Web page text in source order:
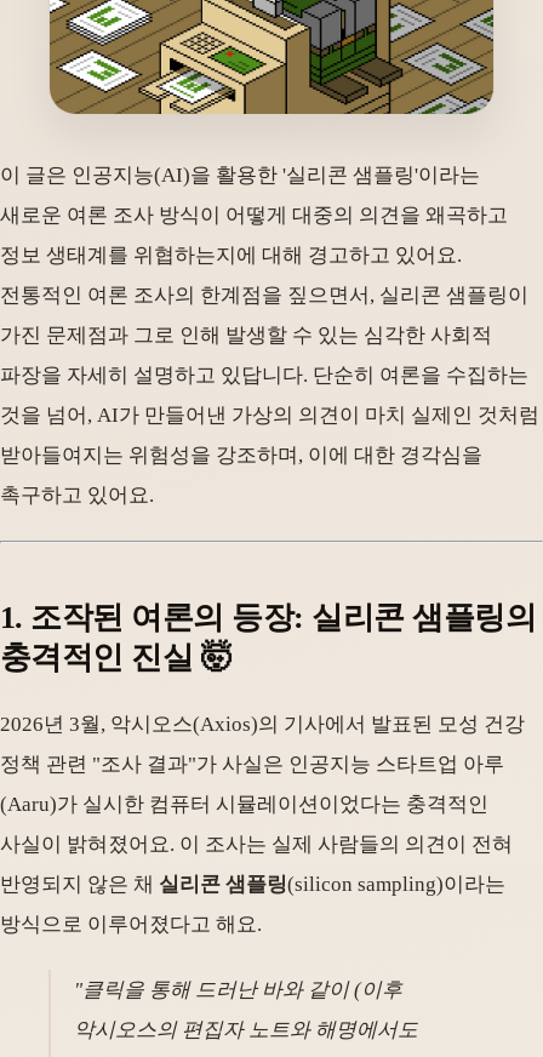
이 글은 인공지능(AI)을 활용한 '실리콘 샘플링'이라는
새로운 여론 조사 방식이 어떻게 대중의 의견을 왜곡하고
정보 생태계를 위협하는지에 대해 경고하고 있어요.
전통적인 여론 조사의 한계점을 짚으면서, 실리콘 샘플링이
가진 문제점과 그로 인해 발생할 수 있는 심각한 사회적
파장을 자세히 설명하고 있답니다. 단순히 여론을 수집하는
것을 넘어, AI가 만들어낸 가상의 의견이 마치 실제인 것처럼
받아들여지는 위험성을 강조하며, 이에 대한 경각심을
촉구하고 있어요.
1. 조작된 여론의 등장: 실리콘 샘플링의
충격적인 진실 🤯
2026년 3월, 악시오스(Axios)의 기사에서 발표된 모성 건강
정책 관련 "조사 결과"가 사실은 인공지능 스타트업 아루
(Aaru)가 실시한 컴퓨터 시뮬레이션이었다는 충격적인
사실이 밝혀졌어요. 이 조사는 실제 사람들의 의견이 전혀
반영되지 않은 채 실리콘 샘플링(silicon sampling)이라는
방식으로 이루어졌다고 해요.
"클릭을 통해 드러난 바와 같이 (이후
악시오스의 편집자 노트와 해명에서도